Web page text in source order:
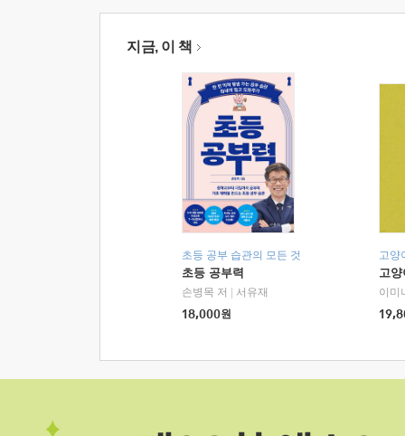
지금, 이 책
초등 공부 습관의 모든 것
초등 공부력
손병목 저
서유재
18,000원
고양
고
이미